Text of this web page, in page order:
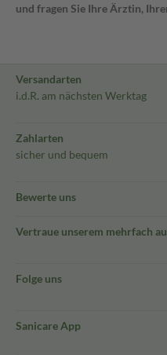
und fragen Sie Ihre Ärztin,
Versandarten
i.d.R. am nächsten Werktag
Zahlarten
sicher und bequem
Bewerte uns
Vertraue unserem mehrfach
Folge uns
Sanicare App